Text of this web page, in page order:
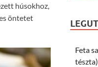
húsokhoz,
öntetet
Feta
tészta)